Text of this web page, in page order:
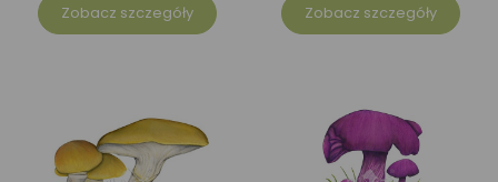
Zobacz szczegóły Zobacz szczegóły